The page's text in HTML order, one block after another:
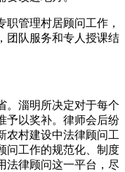
管理村居顾问工作，
团队服务和专人授课结
。淄明所决定对于每个
予以奖补。律师会后纷
农村建设中法律顾问工
问工作的规范化、制度
法律顾问这一平台，尽